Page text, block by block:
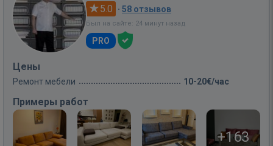
5.0 · 58 отзывов
Был на сайте: 24 минут назад
PRO
Цены
Ремонт мебели 10-20€/час
Примеры работ
+163